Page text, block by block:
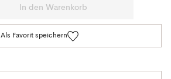
In den Warenkorb
Als Favorit speichern